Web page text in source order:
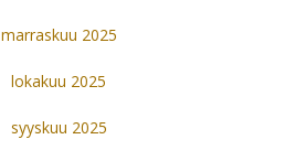
marraskuu 2025
lokakuu 2025
syyskuu 2025